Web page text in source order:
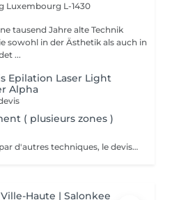
Luxembourg L-1430
sowohl in der Ästhetik als auch in
...
Epilation Laser Light
Alpha
( plusieurs zones )
Si vous avez déjà été traitée par d'autres techniques, le devis devra être adapté à votre situation. (75 par quart d'heure)